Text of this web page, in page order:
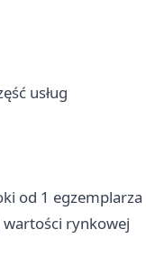
usług
od 1 egzemplarza
wartości rynkowej